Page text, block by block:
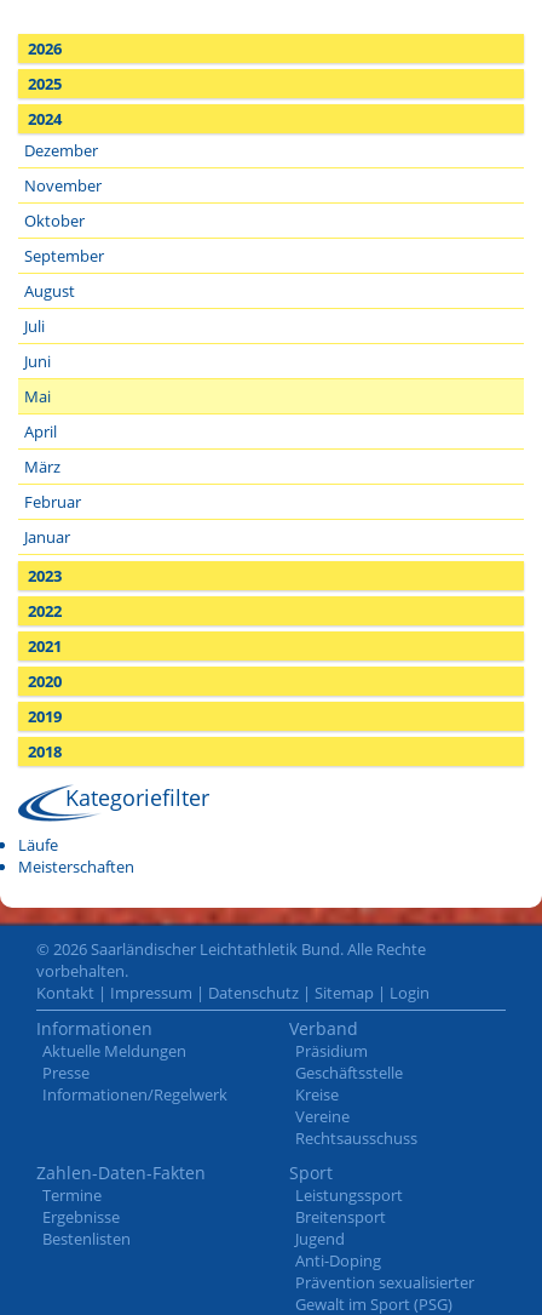
2026
2025
2024
Dezember
November
Oktober
September
August
Juli
Juni
Mai
April
März
Februar
Januar
2023
2022
2021
2020
2019
2018
Kategoriefilter
Läufe
Meisterschaften
© 2026 Saarländischer Leichtathletik Bund. Alle Rechte
vorbehalten.
Kontakt | Impressum | Datenschutz | Sitemap | Login
Informationen
Aktuelle Meldungen
Presse
Informationen/Regelwerk
Verband
Präsidium
Geschäftsstelle
Kreise
Vereine
Rechtsausschuss
Zahlen-Daten-Fakten
Termine
Ergebnisse
Bestenlisten
Sport
Leistungssport
Breitensport
Jugend
Anti-Doping
Prävention sexualisierter
Gewalt im Sport (PSG)